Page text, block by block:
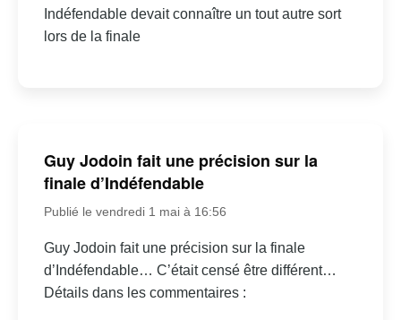
Indéfendable devait connaître un tout autre sort
lors de la finale
Guy Jodoin fait une précision sur la
finale d’Indéfendable
Publié le vendredi 1 mai à 16:56
Guy Jodoin fait une précision sur la finale
d’Indéfendable… C’était censé être différent…
Détails dans les commentaires :